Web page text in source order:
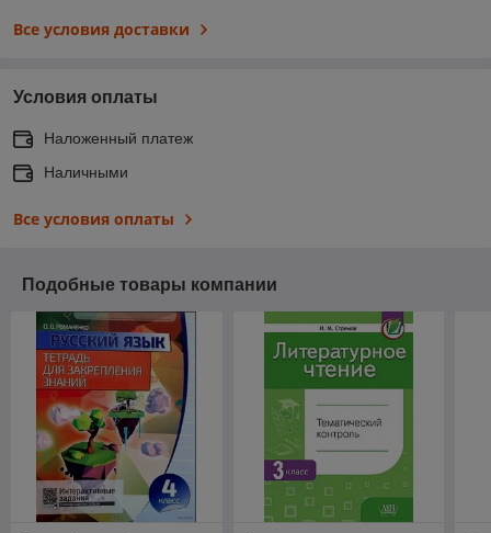
Все условия доставки
Условия оплаты
Наложенный платеж
Наличными
Все условия оплаты
Подобные товары компании